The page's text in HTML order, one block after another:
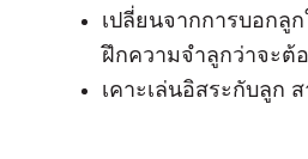
เปลี่ยนจากการบอกลู
ฝึกความจำลูกว่าจะต้
เคาะเล่นอิสระกับลูก